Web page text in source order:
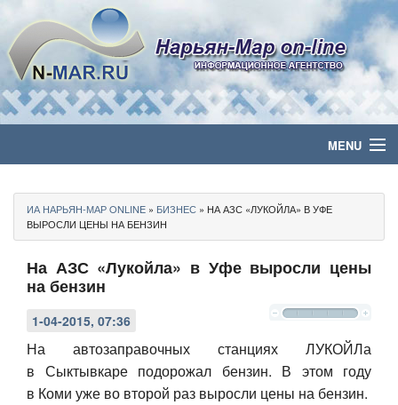
MENU
Политика
Бизнес
Культура
Медиа
ИА НАРЬЯН-МАР ONLINE » БИЗНЕС » НА АЗС «ЛУКОЙЛА» В УФЕ
ВЫРОСЛИ ЦЕНЫ НА БЕНЗИН
На АЗС «Лукойла» в Уфе выросли цены
на бензин
1-04-2015, 07:36
На автозаправочных станциях ЛУКОЙЛа
в Сыктывкаре подорожал бензин. В этом году
в Коми уже во второй раз выросли цены на бензин.